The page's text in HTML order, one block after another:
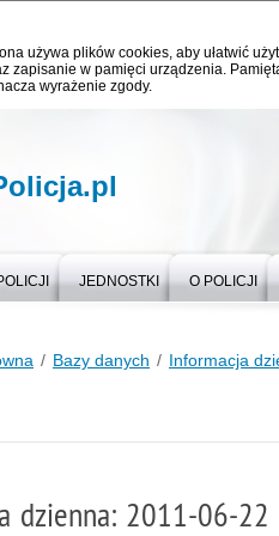
używa plików cookies, aby ułatwić
zapisanie w pamięci urządzenia.
wyrażenie zgody.
JEDNOSTKI O POLICJI
Bazy danych Informacja
dzienna: 2011-06-22